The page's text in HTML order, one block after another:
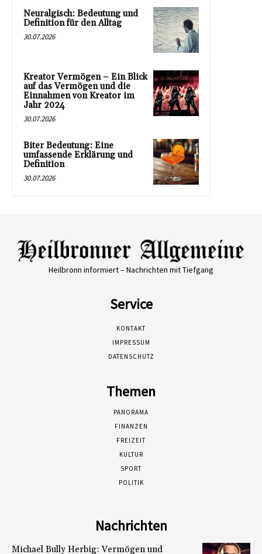
Neuralgisch: Bedeutung und
Definition für den Alltag
30.07.2026
Kreator Vermögen – Ein Blick
auf das Vermögen und die
Einnahmen von Kreator im
Jahr 2024
30.07.2026
Biter Bedeutung: Eine
umfassende Erklärung und
Definition
30.07.2026
Heilbronn informiert – Nachrichten mit Tiefgang
Service
KONTAKT
IMPRESSUM
DATENSCHUTZ
Themen
PANORAMA
FINANZEN
FREIZEIT
KULTUR
SPORT
POLITIK
Nachrichten
Michael Bully Herbig: Vermögen und